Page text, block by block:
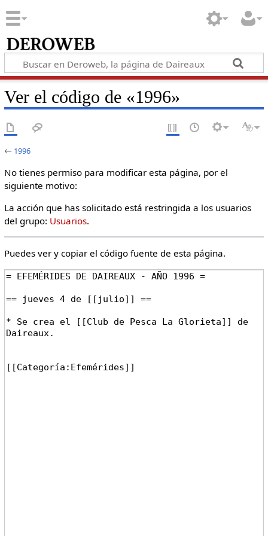
Ver el código de «1996»
← 1996
No tienes permiso para modificar esta página, por el
siguiente motivo:
La acción que has solicitado está restringida a los usuarios
del grupo: Usuarios.
Puedes ver y copiar el código fuente de esta página.